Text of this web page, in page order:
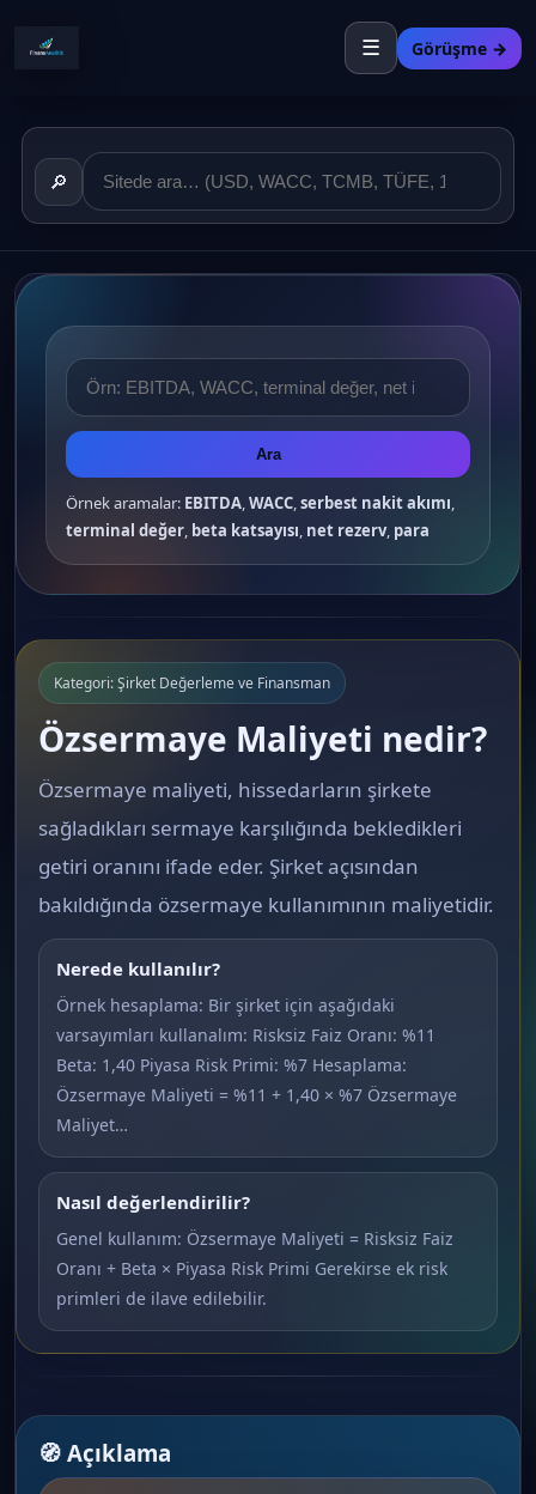
☰ Görüşme →
🔎
Ara
Örnek aramalar: EBITDA,WACC,serbest nakit akımı,
terminal değer, beta katsayısı, net rezerv, para
Kategori: Şirket Değerleme ve Finansman
Özsermaye Maliyeti nedir?
Özsermaye maliyeti, hissedarların şirkete
sağladıkları sermaye karşılığında bekledikleri
getiri oranını ifade eder. Şirket açısından
bakıldığında özsermaye kullanımının maliyetidir.
Nerede kullanılır?
Örnek hesaplama: Bir şirket için aşağıdaki
varsayımları kullanalım: Risksiz Faiz Oranı: %11
Beta: 1,40 Piyasa Risk Primi: %7 Hesaplama:
Özsermaye Maliyeti = %11 + 1,40 × %7 Özsermaye
Maliyet…
Nasıl değerlendirilir?
Genel kullanım: Özsermaye Maliyeti = Risksiz Faiz
Oranı + Beta × Piyasa Risk Primi Gerekirse ek risk
primleri de ilave edilebilir.
🧭 Açıklama